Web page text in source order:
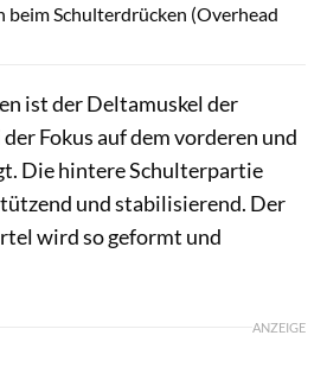
beim Schulterdrücken (Overhead
ist der Deltamuskel der
Fokus auf dem vorderen und
Die hintere Schulterpartie
und stabilisierend. Der
wird so geformt und
ANZEIGE